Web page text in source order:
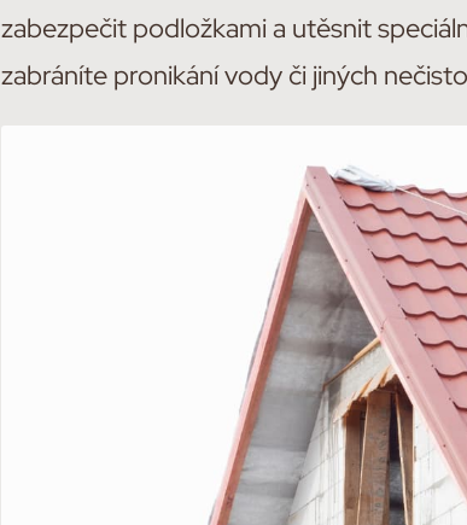
zabezpečit podložkami a utěsnit
zabráníte pronikání vody či jiných